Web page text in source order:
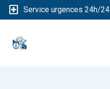
local_hospital Service urgences 24h/24